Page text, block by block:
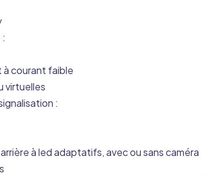
à courant faible
virtuelles
:
à led adaptatifs, avec ou sans caméra